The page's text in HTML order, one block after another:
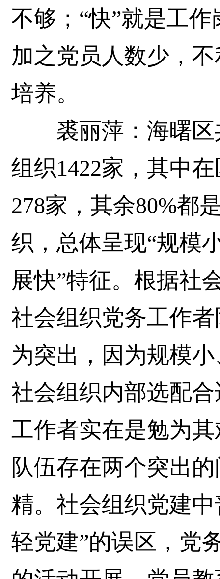
不够；“快”就是工
加之党员人数少，
培养。
裘丽萍：海曙区
组织1422家，其中
278家，其余80%都
织，总体呈现“规模
展快”特征。根据社
社会组织党务工作
为突出，因为规模
社会组织内部选配
工作者实在是勉为
队伍存在两个突出
精。社会组织党建
轻党建”的误区，党